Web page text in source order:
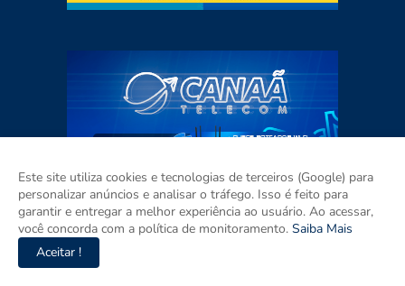
Este site utiliza cookies e tecnologias de terceiros (Google) para
personalizar anúncios e analisar o tráfego. Isso é feito para
garantir e entregar a melhor experiência ao usuário. Ao acessar,
você concorda com a política de monitoramento. Saiba Mais
Aceitar !